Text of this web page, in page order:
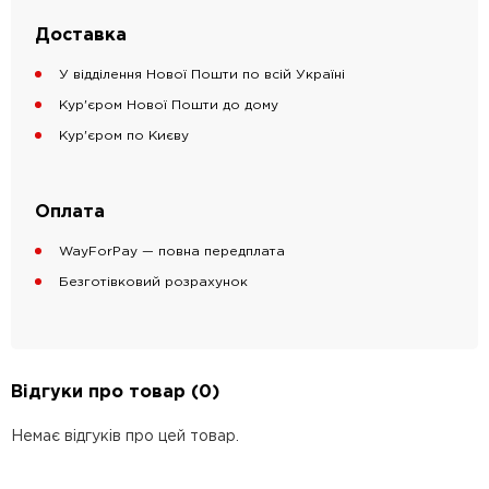
Доставка
У відділення Нової Пошти по всій Україні
Кур'єром Нової Пошти до дому
Кур'єром по Києву
Оплата
WayForPay — повна передплата
Безготівковий розрахунок
Відгуки про товар (0)
Немає відгуків про цей товар.